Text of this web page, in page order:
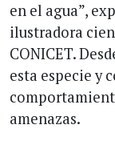
en el agua”,
ilustradora
CONICET.
esta especie y
amenazas.